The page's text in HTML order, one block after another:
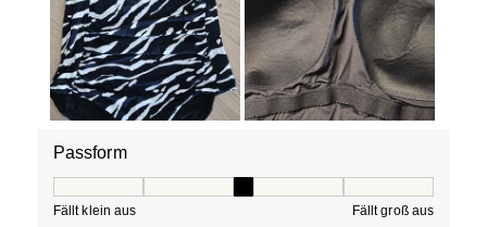
Passform
Fällt klein aus Fällt groß aus